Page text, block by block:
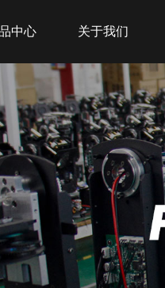
中心 关于我们